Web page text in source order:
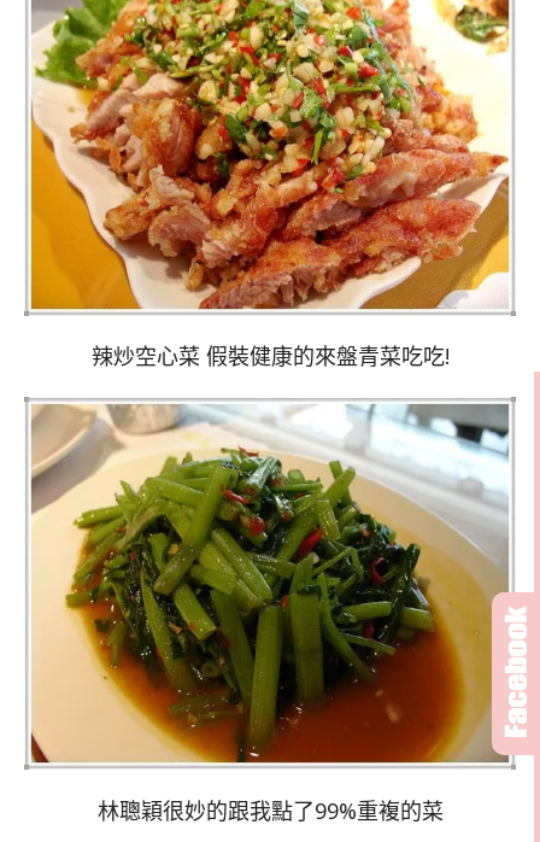
辣炒空心菜 假裝健康的來盤青菜吃吃!
林聰穎很妙的跟我點了99%重複的菜